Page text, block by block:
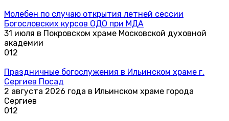
Молебен по случаю открытия летней сессии
Богословских курсов ОДО при МДА
31 июля в Покровском храме Московской духовной
академии
012
Праздничные богослужения в Ильинском храме г.
Сергиев Посад
2 августа 2026 года в Ильинском храме города
Сергиев
012